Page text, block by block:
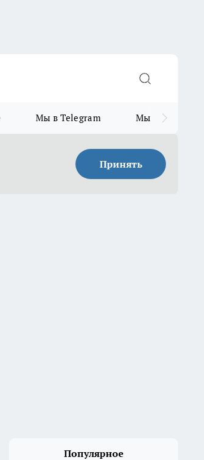
Мы в Telegram Мы в MAX
Принять
Популярное